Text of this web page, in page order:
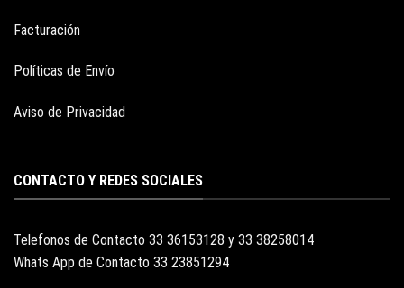
Facturación
Políticas de Envío
Aviso de Privacidad
CONTACTO Y REDES SOCIALES
Telefonos de Contacto 33 36153128 y 33 38258014
Whats App de Contacto 33 23851294